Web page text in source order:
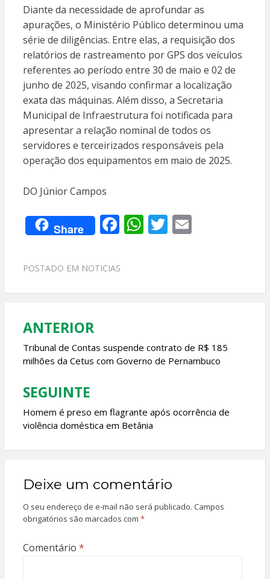
Diante da necessidade de aprofundar as
apurações, o Ministério Público determinou uma
série de diligências. Entre elas, a requisição dos
relatórios de rastreamento por GPS dos veículos
referentes ao período entre 30 de maio e 02 de
junho de 2025, visando confirmar a localização
exata das máquinas. Além disso, a Secretaria
Municipal de Infraestrutura foi notificada para
apresentar a relação nominal de todos os
servidores e terceirizados responsáveis pela
operação dos equipamentos em maio de 2025.
DO Júnior Campos
Share F
e
o
k
W
A
p
T E
POSTADO EM NOTICIAS
Navegação
de
Post
ANTERIOR
Tribunal de Contas suspende contrato de R$ 185
milhões da Cetus com Governo de Pernambuco
SEGUINTE
Homem é preso em flagrante após ocorrência de
violência doméstica em Betânia
Deixe um comentário
O seu endereço de e-mail não será publicado. Campos
obrigatórios são marcados com *
Comentário *